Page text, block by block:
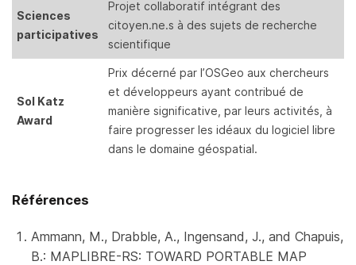
Sciences
participatives
Projet collaboratif intégrant des
citoyen.ne.s à des sujets de recherche
scientifique
Sol Katz
Award
Prix décerné par l’OSGeo aux chercheurs
et développeurs ayant contribué de
manière significative, par leurs activités, à
faire progresser les idéaux du logiciel libre
dans le domaine géospatial.
Références
Ammann, M., Drabble, A., Ingensand, J., and Chapuis,
B.: MAPLIBRE-RS: TOWARD PORTABLE MAP